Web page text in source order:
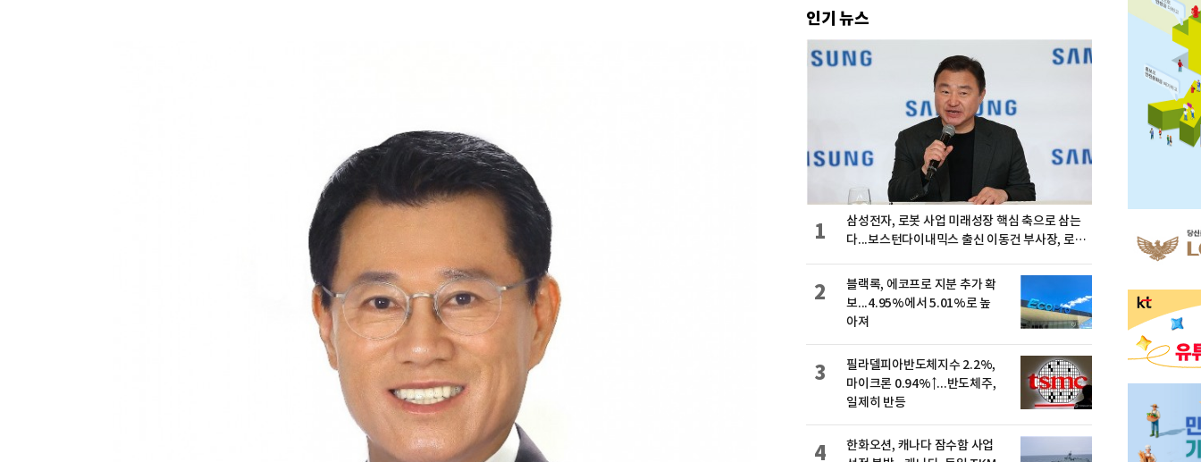
인기 뉴스
삼성전자, 로봇 사업 미래성장 핵심 축으로 삼는
다...보스턴다이내믹스 출신 이동건 부사장, 로보
1
블랙록, 에코프로 지분 추가 확
보...4.95%에서 5.01%로 높
아져
2
필라델피아반도체지수 2.2%,
마이크론 0.94%↑...반도체주,
일제히 반등
3
한화오션, 캐나다 잠수함 사업
4